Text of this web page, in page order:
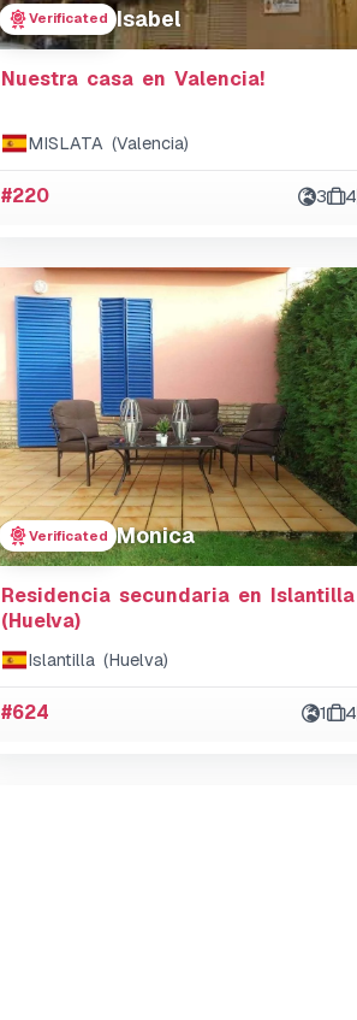
Verificated Isabel
Nuestra casa en Valencia!
MISLATA (Valencia)
#220 3 4
Verificated Monica
Residencia secundaria en Islantilla
(Huelva)
Islantilla (Huelva)
#624 1 4